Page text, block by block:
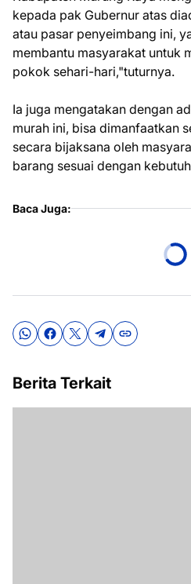
kepada pak Gubernur atas
atau pasar penyeimbang ini,
membantu masyarakat untuk
pokok sehari-hari,"tuturnya.
Ia juga mengatakan dengan
murah ini, bisa dimanfaatkan
secara bijaksana oleh
barang sesuai dengan
Baca Juga:
Berita Terkait